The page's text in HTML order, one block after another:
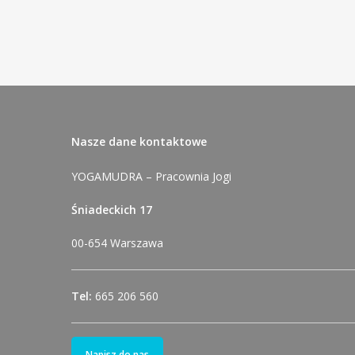
Nasze dane kontaktowe
YOGAMUDRA – Pracownia Jogi
Śniadeckich 17
00-654 Warszawa
Tel: 665 206 560